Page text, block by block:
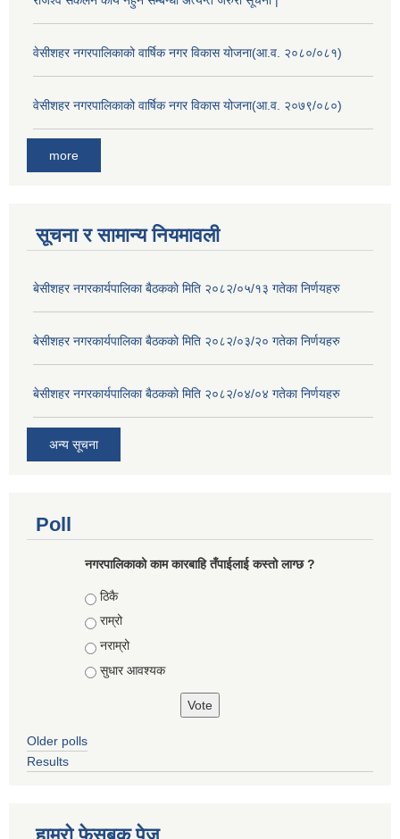
वेसीशहर नगरपालिकाको वार्षिक नगर विकास योजना(आ.व. २०८०/०८१)
वेसीशहर नगरपालिकाको वार्षिक नगर विकास योजना(आ.व. २०७९/०८०)
more
सूचना र सामान्य नियमावली
बे‍‍सीशहर नगरकार्यपालिका बैठककाे मिति २०८२/०५/१३ गतेका निर्णयहरु
बे‍‍सीशहर नगरकार्यपालिका बैठककाे मिति २०८२/०३/२० गतेका निर्णयहरु
बे‍‍सीशहर नगरकार्यपालिका बैठककाे मिति २०८२/०४/०४ गतेका निर्णयहरु
अन्य सूचना
Poll
नगरपालिकाको काम कारबाहि तँपाईलाई कस्तो लाग्छ ?
Choices
ठिकै
राम्रो
नराम्रो
सुधार आवश्यक
Older polls
Results